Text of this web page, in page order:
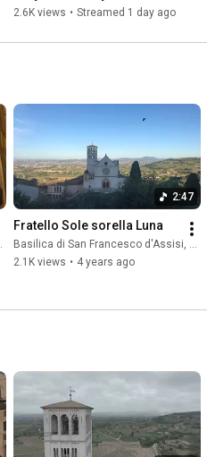
2.6K views • Streamed 1 day ago
2:47
Fratello Sole sorella Luna
Basilica di San Francesco d'Assisi, Sacro Convento
2.1K views • 4 years ago